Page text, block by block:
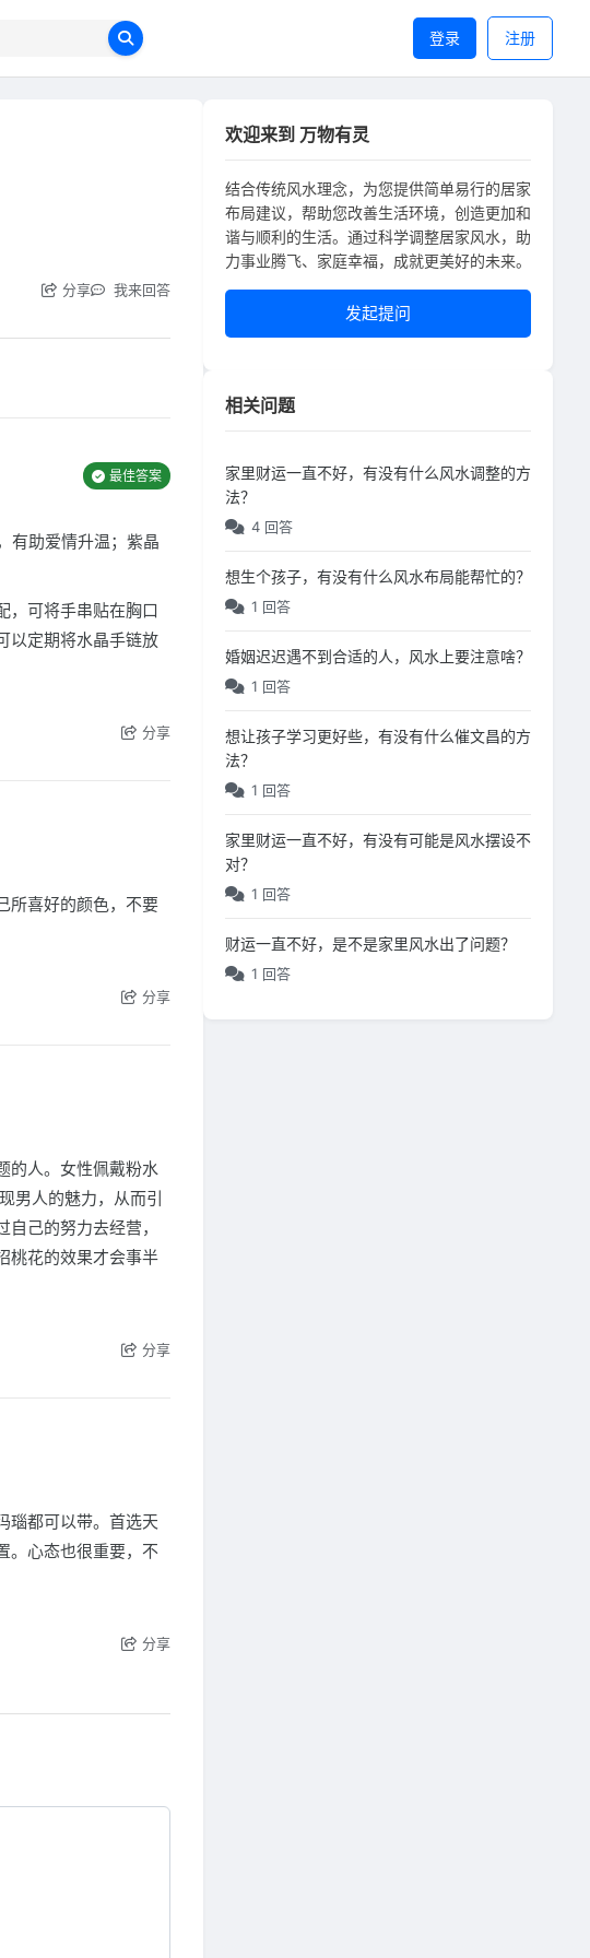
登录 注册
分享 我来回答
最佳答案
有助爱情升温；紫晶
，可将手串贴在胸口
以定期将水晶手链放
分享
所喜好的颜色，不要
分享
的人。女性佩戴粉水
男人的魅力，从而引
己的努力去经营，
桃花的效果才会事半
分享
瑙都可以带。首选天
。心态也很重要，不
分享
欢迎来到 万物有灵
结合传统风水理念，为您提供简单易行的居家
布局建议，帮助您改善生活环境，创造更加和
谐与顺利的生活。通过科学调整居家风水，助
力事业腾飞、家庭幸福，成就更美好的未来。
发起提问
相关问题
家里财运一直不好，有没有什么风水调整的方
法？
4 回答
想生个孩子，有没有什么风水布局能帮忙的？
1 回答
婚姻迟迟遇不到合适的人，风水上要注意啥？
1 回答
想让孩子学习更好些，有没有什么催文昌的方
法？
1 回答
家里财运一直不好，有没有可能是风水摆设不
对？
1 回答
财运一直不好，是不是家里风水出了问题？
1 回答